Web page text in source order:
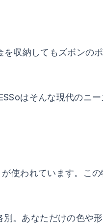
収納してもズボンの
はそんな現代のニ
使われています。こ
。あなただけの色や